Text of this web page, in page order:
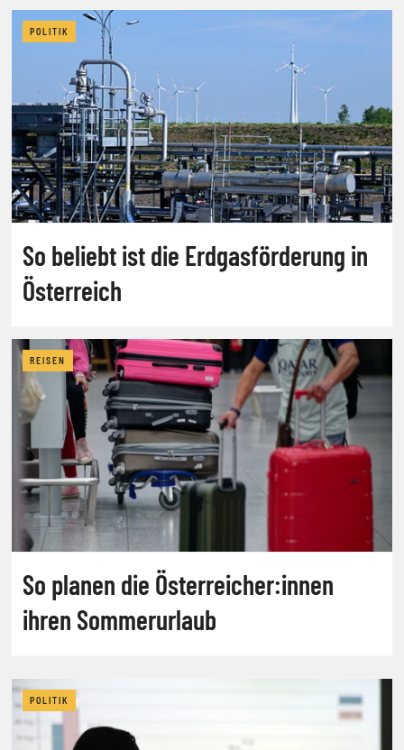
POLITIK
So beliebt ist die Erdgasförderung in
Österreich
REISEN
So planen die Österreicher:innen
ihren Sommerurlaub
POLITIK